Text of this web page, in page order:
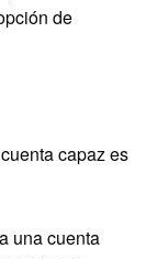
de
capaz es
una cuenta